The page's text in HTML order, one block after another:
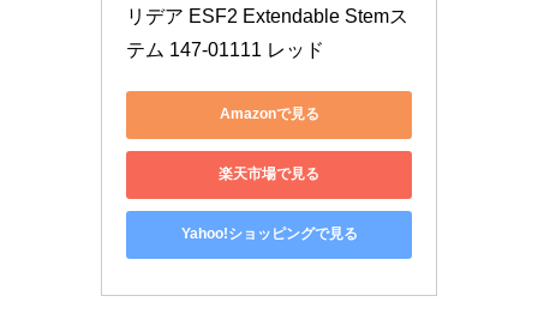
リデア ESF2 Extendable Stemス
テム 147-01111 レッド
Amazonで見る
楽天市場で見る
Yahoo!ショッピングで見る